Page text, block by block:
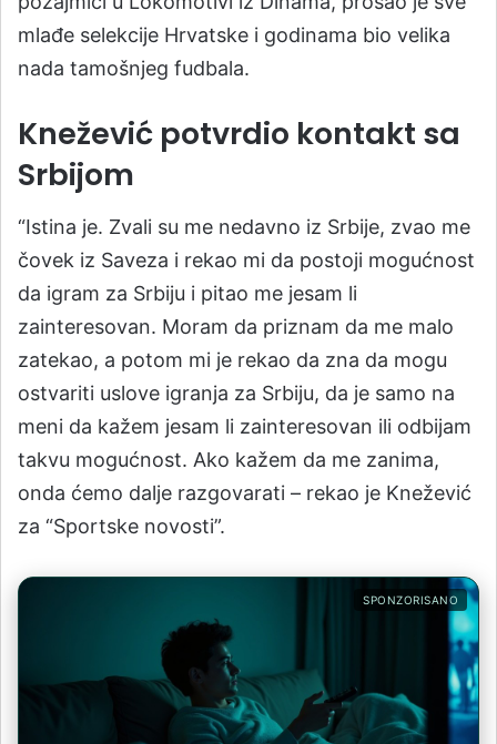
mlađe selekcije Hrvatske i godinama bio velika
nada tamošnjeg fudbala.
Knežević potvrdio kontakt sa
Srbijom
“Istina je. Zvali su me nedavno iz Srbije, zvao me
čovek iz Saveza i rekao mi da postoji mogućnost
da igram za Srbiju i pitao me jesam li
zainteresovan. Moram da priznam da me malo
zatekao, a potom mi je rekao da zna da mogu
ostvariti uslove igranja za Srbiju, da je samo na
meni da kažem jesam li zainteresovan ili odbijam
takvu mogućnost. Ako kažem da me zanima,
onda ćemo dalje razgovarati – rekao je Knežević
za “Sportske novosti”.
SPONZORISANO